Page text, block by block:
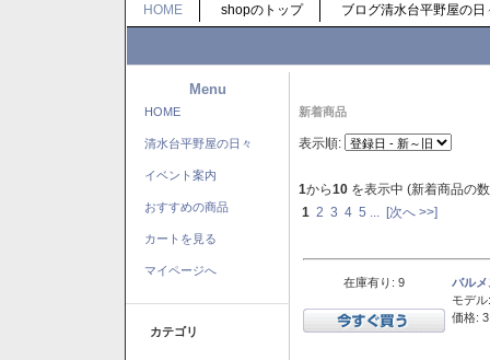
HOME shopのトップ ブログ清水台平野屋の日
Menu
HOME
清水台平野屋の日々
イベント案内
おすすめの商品
カートを見る
マイページへ
カテゴリ
新着商品
表示順:
1から10 を表示中 (新着商品の
1 2 3 4 5 [次へ >>]
在庫有り: 9
バル
モデル:
価格: